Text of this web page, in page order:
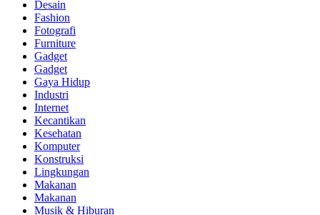
Desain
Fashion
Fotografi
Furniture
Gadget
Gadget
Gaya Hidup
Industri
Internet
Kecantikan
Kesehatan
Komputer
Konstruksi
Lingkungan
Makanan
Makanan
Musik & Hiburan